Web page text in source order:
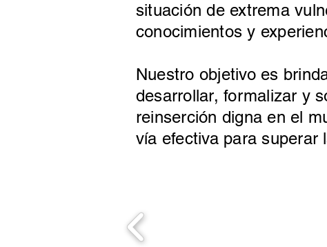
situación de extrema
conocimientos y
Nuestro objetivo es
desarrollar, formalizar y
reinserción digna en el
vía efectiva para superar